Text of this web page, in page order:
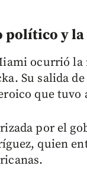
político y
ocurrió
Su salida
que tuvo
por el
quien